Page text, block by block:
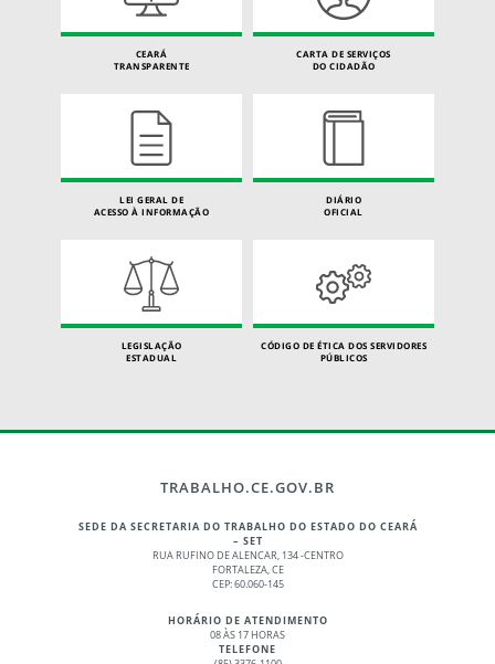
CEARÁ
TRANSPARENTE
CARTA DE SERVIÇOS
DO CIDADÃO
LEI GERAL DE
ACESSO À INFORMAÇÃO
DIÁRIO
OFICIAL
LEGISLAÇÃO
ESTADUAL
CÓDIGO DE ÉTICA DOS SERVIDORES
PÚBLICOS
TRABALHO.CE.GOV.BR
SEDE DA SECRETARIA DO TRABALHO DO ESTADO DO CEARÁ
– SET
RUA RUFINO DE ALENCAR, 134 -CENTRO
FORTALEZA, CE
CEP: 60.060-145
HORÁRIO DE ATENDIMENTO
08 ÀS 17 HORAS
TELEFONE